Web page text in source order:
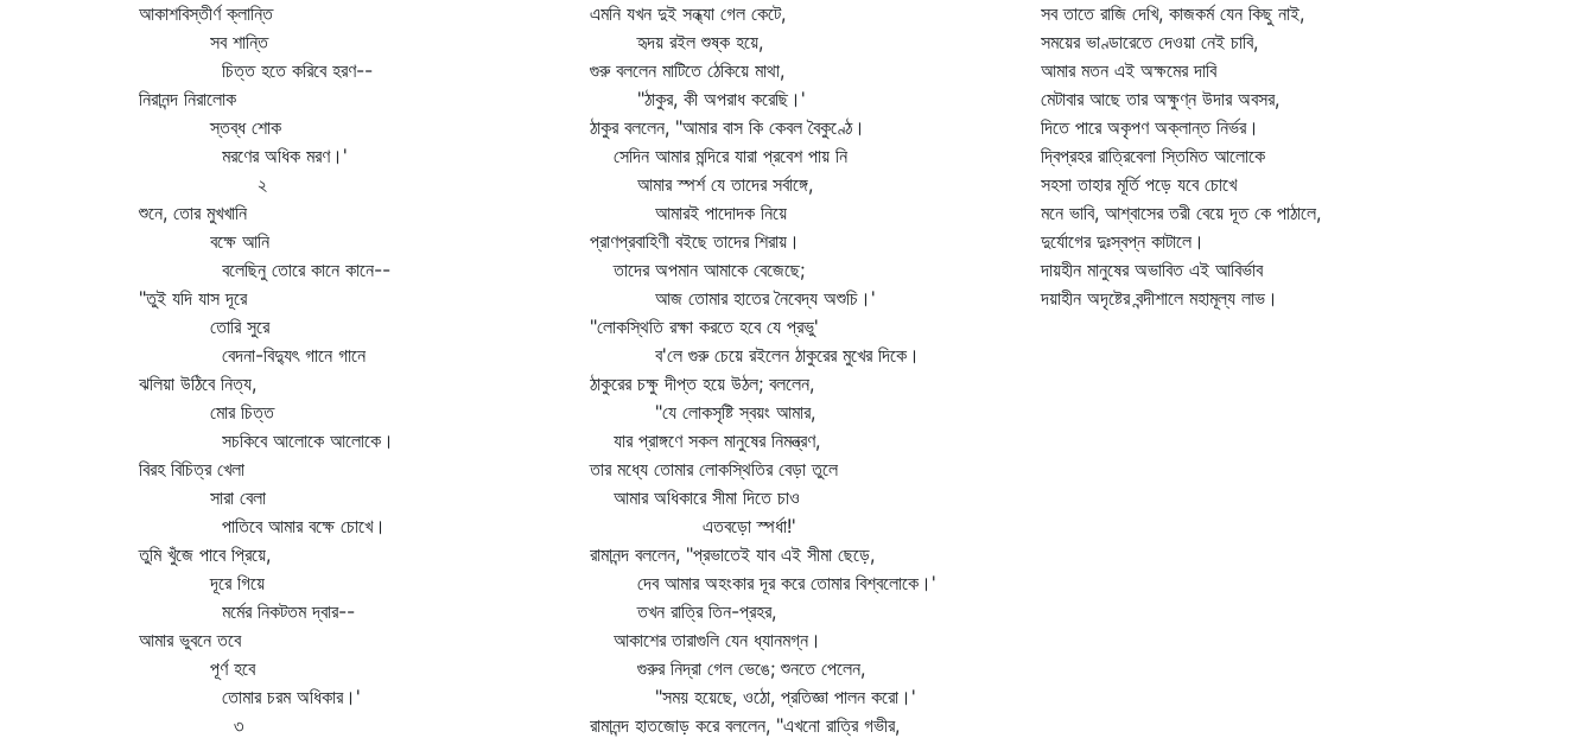
আকাশবিস্তীর্ণ ক্লান্তি
সব শান্তি
চিত্ত হতে করিবে হরণ--
নিরানন্দ নিরালোক
স্তব্ধ শোক
মরণের অধিক মরণ।'
২
শুনে, তোর মুখখানি
বক্ষে আনি
বলেছিনু তোরে কানে কানে--
"তুই যদি যাস দূরে
তোরি সুরে
বেদনা-বিদ্যুৎ গানে গানে
ঝলিয়া উঠিবে নিত্য,
মোর চিত্ত
সচকিবে আলোকে আলোকে।
বিরহ বিচিত্র খেলা
সারা বেলা
পাতিবে আমার বক্ষে চোখে।
তুমি খুঁজে পাবে প্রিয়ে,
দূরে গিয়ে
মর্মের নিকটতম দ্বার--
আমার ভুবনে তবে
পূর্ণ হবে
তোমার চরম অধিকার।'
৩
এমনি যখন দুই সন্ধ্যা গেল কেটে,
হৃদয় রইল শুষ্ক হয়ে,
গুরু বললেন মাটিতে ঠেকিয়ে মাথা,
"ঠাকুর, কী অপরাধ করেছি।'
ঠাকুর বললেন, "আমার বাস কি কেবল বৈকুণ্ঠে।
সেদিন আমার মন্দিরে যারা প্রবেশ পায় নি
আমার স্পর্শ যে তাদের সর্বাঙ্গে,
আমারই পাদোদক নিয়ে
প্রাণপ্রবাহিণী বইছে তাদের শিরায়।
তাদের অপমান আমাকে বেজেছে;
আজ তোমার হাতের নৈবেদ্য অশুচি।'
"লোকস্থিতি রক্ষা করতে হবে যে প্রভু'
ব'লে গুরু চেয়ে রইলেন ঠাকুরের মুখের দিকে।
ঠাকুরের চক্ষু দীপ্ত হয়ে উঠল; বললেন,
"যে লোকসৃষ্টি স্বয়ং আমার,
যার প্রাঙ্গণে সকল মানুষের নিমন্ত্রণ,
তার মধ্যে তোমার লোকস্থিতির বেড়া তুলে
আমার অধিকারে সীমা দিতে চাও
এতবড়ো স্পর্ধা!'
রামানন্দ বললেন, "প্রভাতেই যাব এই সীমা ছেড়ে,
দেব আমার অহংকার দূর করে তোমার বিশ্বলোকে।'
তখন রাত্রি তিন-প্রহর,
আকাশের তারাগুলি যেন ধ্যানমগ্ন।
গুরুর নিদ্রা গেল ভেঙে; শুনতে পেলেন,
"সময় হয়েছে, ওঠো, প্রতিজ্ঞা পালন করো।'
রামানন্দ হাতজোড় করে বললেন, "এখনো রাত্রি গভীর,
সব তাতে রাজি দেখি, কাজকর্ম যেন কিছু নাই,
সময়ের ভাণ্ডারেতে দেওয়া নেই চাবি,
আমার মতন এই অক্ষমের দাবি
মেটাবার আছে তার অক্ষুণ্ন উদার অবসর,
দিতে পারে অকৃপণ অক্লান্ত নির্ভর।
দ্বিপ্রহর রাত্রিবেলা স্তিমিত আলোকে
সহসা তাহার মূর্তি পড়ে যবে চোখে
মনে ভাবি, আশ্বাসের তরী বেয়ে দূত কে পাঠালে,
দুর্যোগের দুঃস্বপ্ন কাটালে।
দায়হীন মানুষের অভাবিত এই আবির্ভাব
দয়াহীন অদৃষ্টের বন্দীশালে মহামূল্য লাভ।